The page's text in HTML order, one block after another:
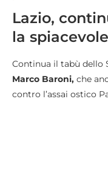
Lazio,
la
Continua il tabù dello
Marco Baroni, che
contro l’assai ostico